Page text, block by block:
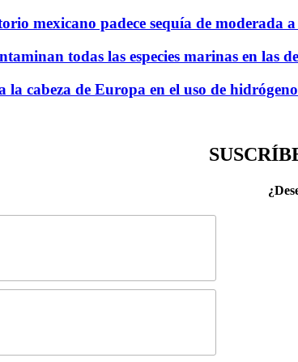
mexicano padece sequía de moderada
todas las especies marinas en las
la cabeza de Europa en el uso de